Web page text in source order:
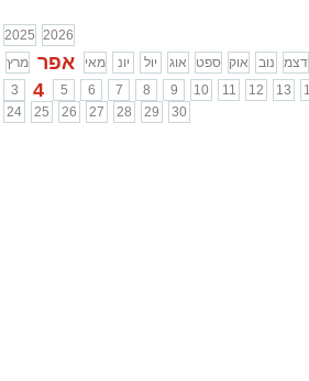
2025 2026
מרץ אפר מאי יונ יול אוג ספט אוק נוב
דצמ
3 4 5 6 7 8 9 10 11 12 13
24 25 26 27 28 29 30